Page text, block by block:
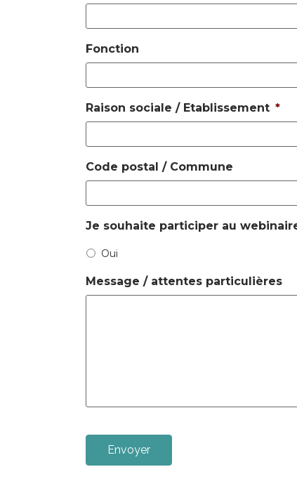
Fonction
Raison sociale / Etablissement *
Code postal / Commune
Je souhaite participer au
Oui
Message / attentes particulières